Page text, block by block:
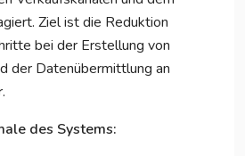
Ziel ist die Reduktion
bei der Erstellung von
der Datenübermittlung an
des Systems: